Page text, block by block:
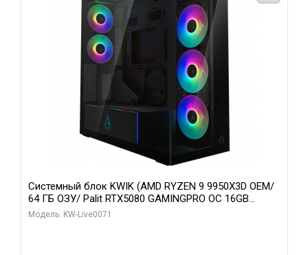
Системный блок KWIK (AMD RYZEN 9 9950X3D OEM/
64 ГБ ОЗУ/ Palit RTX5080 GAMINGPRO OC 16GB
GDDR7 256bit 3xDP HD/ 960 ГБ SSD)
Модель: KW-Live0071